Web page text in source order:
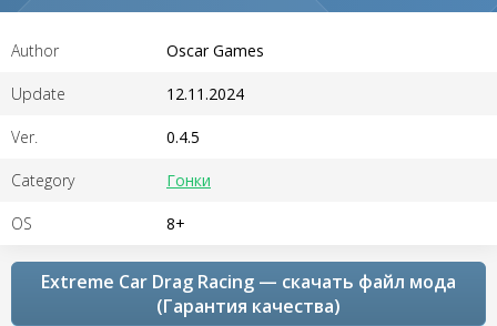
Author Oscar Games
Update 12.11.2024
Ver. 0.4.5
Category Гонки
OS 8+
Extreme Car Drag Racing — скачать файл мода
(Гарантия качества)